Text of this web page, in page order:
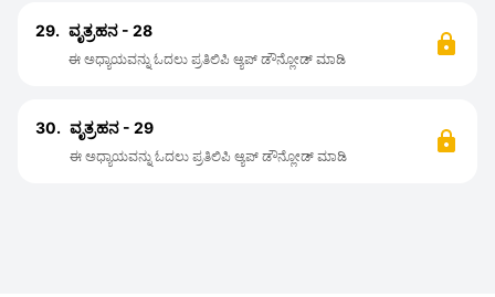
29. ವೃತ್ರಹನ - 28
ಈ ಅಧ್ಯಾಯವನ್ನು ಓದಲು ಪ್ರತಿಲಿಪಿ ಆ್ಯಪ್ ಡೌನ್ಲೋಡ್ ಮಾಡಿ
30. ವೃತ್ರಹನ - 29
ಈ ಅಧ್ಯಾಯವನ್ನು ಓದಲು ಪ್ರತಿಲಿಪಿ ಆ್ಯಪ್ ಡೌನ್ಲೋಡ್ ಮಾಡಿ